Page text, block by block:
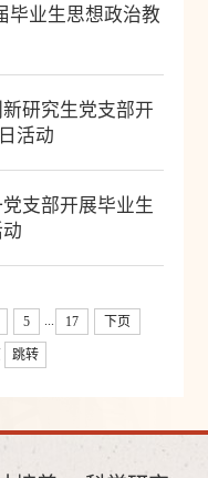
毕业生思想政治教
研究生党支部开
活动
支部开展毕业生
5 ... 17 下页
跳转